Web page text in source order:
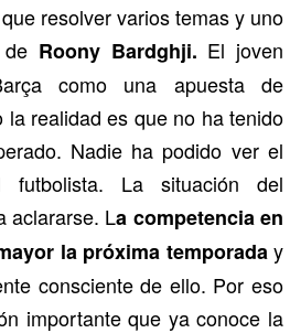
resolver varios temas y uno
Roony Bardghji. El joven
como una apuesta de
la realidad es que no ha tenido
Nadie ha podido ver el
futbolista. La situación del
aclararse. La competencia en
la próxima temporada y
consciente de ello. Por eso
importante que ya conoce la